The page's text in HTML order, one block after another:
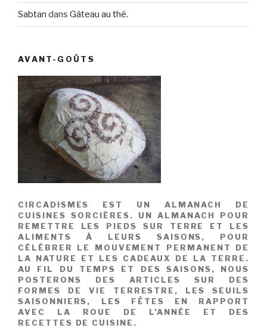
Sabtan dans Gâteau au thé.
AVANT-GOÛTS
CIRCADISMES EST UN ALMANACH DE
CUISINES SORCIÈRES. UN ALMANACH POUR
REMETTRE LES PIEDS SUR TERRE ET LES
ALIMENTS À LEURS SAISONS, POUR
CÉLÉBRER LE MOUVEMENT PERMANENT DE
LA NATURE ET LES CADEAUX DE LA TERRE.
AU FIL DU TEMPS ET DES SAISONS, NOUS
POSTERONS DES ARTICLES SUR DES
FORMES DE VIE TERRESTRE, LES SEUILS
SAISONNIERS, LES FÊTES EN RAPPORT
AVEC LA ROUE DE L’ANNÉE ET DES
RECETTES DE CUISINE.